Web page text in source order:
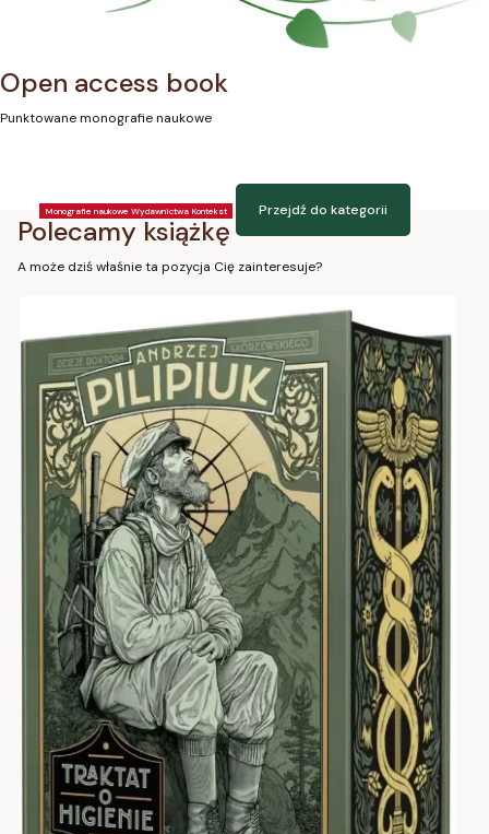
Open access book
Punktowane monografie naukowe
Monografie naukowe Wydawnictwa Kontekst Przejdź do kategorii
Polecamy książkę
A może dziś właśnie ta pozycja Cię zainteresuje?